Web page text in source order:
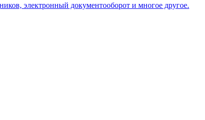
электронный документооборот и многое другое.